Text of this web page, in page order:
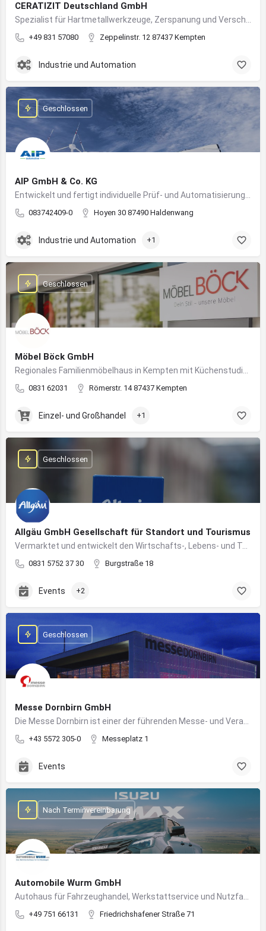
CERATIZIT Deutschland GmbH
+49 831 57080 Zeppelinstr. 12 87437 Kempten
Industrie und Automation
AIP GmbH & Co. KG
083742409-0 Hoyen 30 87490 Haldenwang
Geschlossen
Industrie und Automation +1
Möbel Böck GmbH
0831 62031 Römerstr. 14 87437 Kempten
Geschlossen
Einzel- und Großhandel +1
Allgäu GmbH Gesellschaft für Standort und Tourismus
0831 5752 37 30 Burgstraße 18
Geschlossen
Events +2
Messe Dornbirn GmbH
+43 5572 305-0 Messeplatz 1
Geschlossen
Events
Automobile Wurm GmbH
+49 751 66131 Friedrichshafener Straße 71
Nach Terminvereinbarung